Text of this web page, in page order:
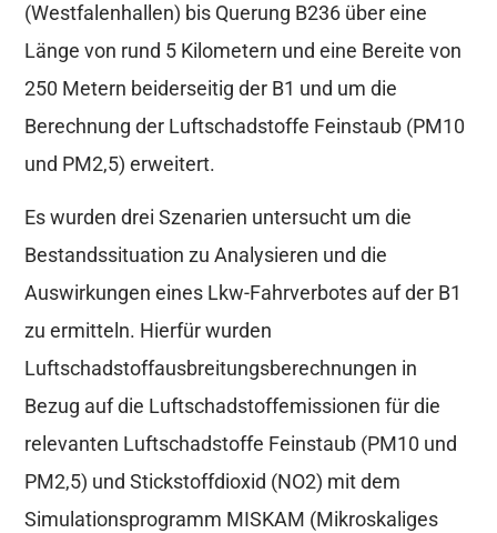
(Westfalenhallen) bis Querung B236 über eine
Länge von rund 5 Kilometern und eine Bereite von
250 Metern beiderseitig der B1 und um die
Berechnung der Luftschadstoffe Feinstaub (PM10
und PM2,5) erweitert.
Es wurden drei Szenarien untersucht um die
Bestandssituation zu Analysieren und die
Auswirkungen eines Lkw-Fahrverbotes auf der B1
zu ermitteln. Hierfür wurden
Luftschadstoffausbreitungsberechnungen in
Bezug auf die Luftschadstoffemissionen für die
relevanten Luftschadstoffe Feinstaub (PM10 und
PM2,5) und Stickstoffdioxid (NO2) mit dem
Simulationsprogramm MISKAM (Mikroskaliges